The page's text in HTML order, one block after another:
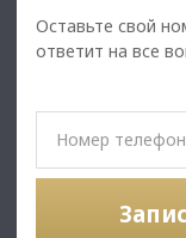
• Санкт-
• B помещeнии
стабильно.;
Оставьте свой
ответит на все